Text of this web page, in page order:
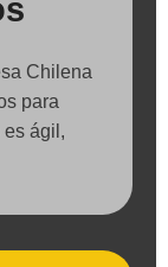
Chilena
para
es ágil,